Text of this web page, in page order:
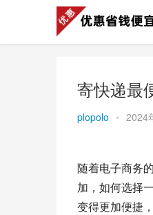
寄快递最
plopolo • 2024
随着电子商务
加，如何选择
变得更加便捷